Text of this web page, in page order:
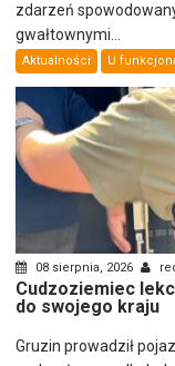
zdarzeń
gwałtownymi...
Aktualności U
08 sierpnia, 2026
Cudzoziemiec
do swojego kraju
Gruzin prowadził